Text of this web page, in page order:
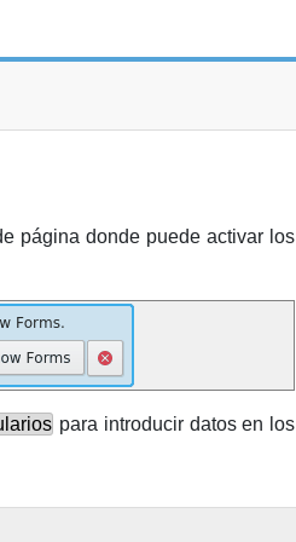
página donde puede activar los
para introducir datos en los